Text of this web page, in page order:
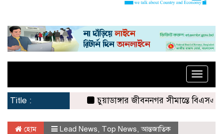
Toggle
Title :
চুয়াডাঙ্গার জীবননগর সীমান্তে বিএসএফের ৩
হোম Lead News Top News আন্তজাতিক